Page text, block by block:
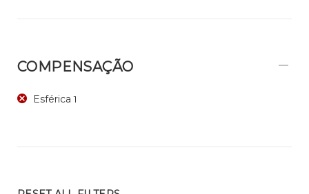
COMPENSAÇÃO
Esférica 1